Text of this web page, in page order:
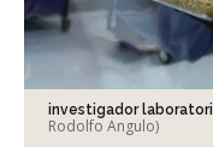
investigador
Rodolfo Angulo)